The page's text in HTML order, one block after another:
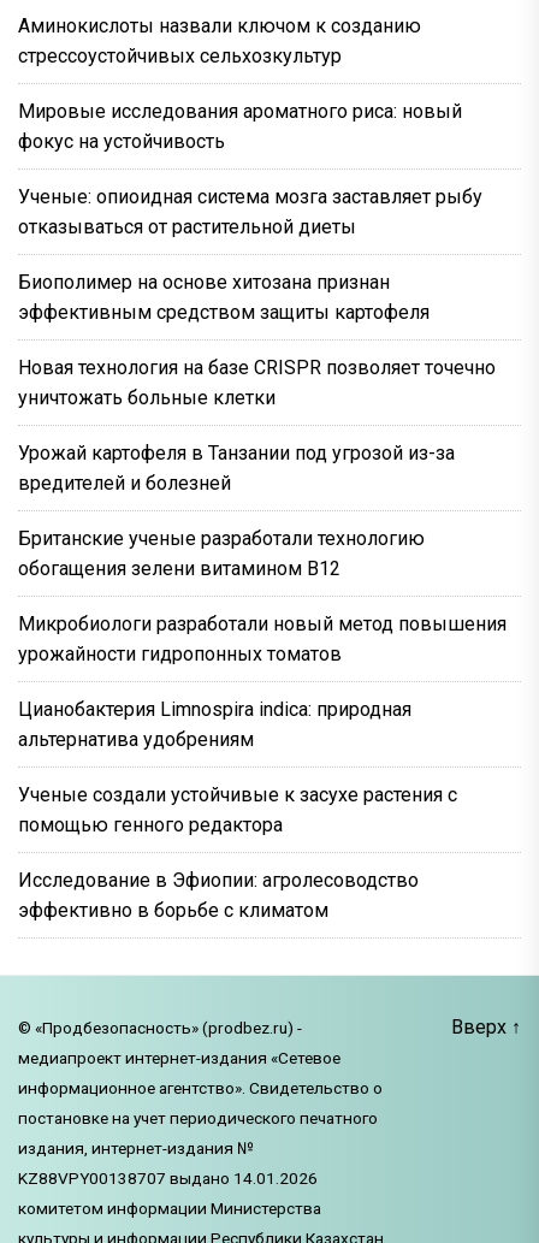
Аминокислоты назвали ключом к созданию
стрессоустойчивых сельхозкультур
Мировые исследования ароматного риса: новый
фокус на устойчивость
Ученые: опиоидная система мозга заставляет рыбу
отказываться от растительной диеты
Биополимер на основе хитозана признан
эффективным средством защиты картофеля
Новая технология на базе CRISPR позволяет точечно
уничтожать больные клетки
Урожай картофеля в Танзании под угрозой из-за
вредителей и болезней
Британские ученые разработали технологию
обогащения зелени витамином B12
Микробиологи разработали новый метод повышения
урожайности гидропонных томатов
Цианобактерия Limnospira indica: природная
альтернатива удобрениям
Ученые создали устойчивые к засухе растения с
помощью генного редактора
Исследование в Эфиопии: агролесоводство
эффективно в борьбе с климатом
© «Продбезопасность» (prodbez.ru) -
медиапроект интернет-издания «Сетевое
информационное агентство». Свидетельство о
постановке на учет периодического печатного
издания, интернет-издания №
KZ88VPY00138707 выдано 14.01.2026
комитетом информации Министерства
культуры и информации Республики Казахстан
Вверх ↑